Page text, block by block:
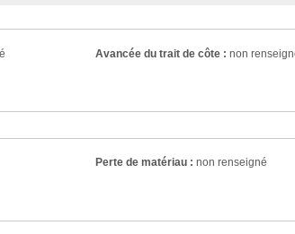
Avancée du trait de côte : non
Perte de matériau : non renseigné